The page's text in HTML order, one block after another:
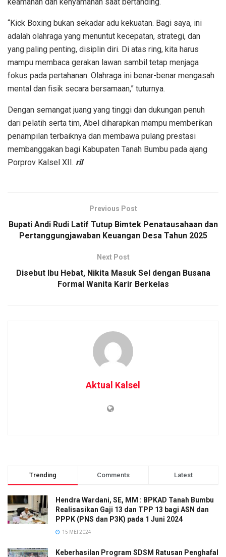
“Kick Boxing bukan sekadar adu kekuatan. Bagi saya, ini
adalah olahraga yang menuntut kecepatan, strategi, dan
yang paling penting, disiplin diri. Di atas ring, kita harus
mampu membaca gerakan lawan sambil tetap menjaga
fokus pada pertahanan. Olahraga ini benar-benar mengasah
mental dan fisik secara bersamaan,” tuturnya.
Dengan semangat juang yang tinggi dan dukungan penuh
dari pelatih serta tim, Abel diharapkan mampu memberikan
penampilan terbaiknya dan membawa pulang prestasi
membanggakan bagi Kabupaten Tanah Bumbu pada ajang
Porprov Kalsel XII. ril
Previous Post
Bupati Andi Rudi Latif Tutup Bimtek Penatausahaan dan
Pertanggungjawaban Keuangan Desa Tahun 2025
Next Post
Disebut Ibu Hebat, Nikita Masuk Sel dengan Busana
Formal Wanita Karir Berkelas
Aktual Kalsel
Trending Comments Latest
Hendra Wardani, SE, MM : BPKAD Tanah Bumbu
Realisasikan Gaji 13 dan TPP 13 bagi ASN dan
PPPK (PNS dan P3K) pada 1 Juni 2024
15 MEI 2024
Keberhasilan Program SDSM Ratusan Penghafal